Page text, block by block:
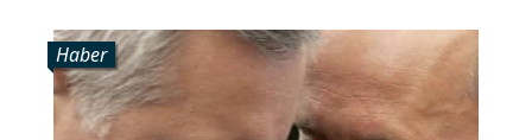
Haber